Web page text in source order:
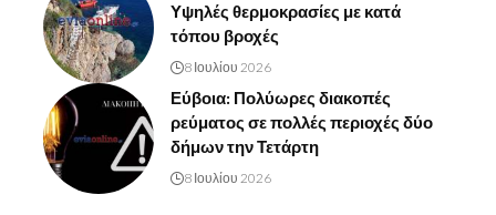
Υψηλές θερμοκρασίες με κατά
τόπου βροχές
8 Ιουλίου 2026
Εύβοια: Πολύωρες διακοπές
ρεύματος σε πολλές περιοχές δύο
δήμων την Τετάρτη
8 Ιουλίου 2026